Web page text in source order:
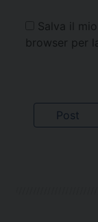
Salva il
browser per